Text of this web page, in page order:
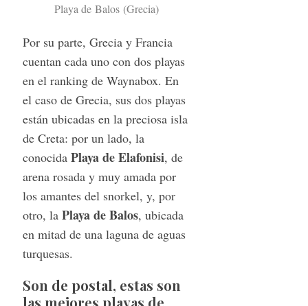
Playa de Balos (Grecia)
Por su parte, Grecia y Francia
cuentan cada uno con dos playas
en el ranking de Waynabox. En
el caso de Grecia, sus dos playas
están ubicadas en la preciosa isla
de Creta: por un lado, la
conocida Playa de Elafonisi, de
arena rosada y muy amada por
los amantes del snorkel, y, por
otro, la Playa de Balos, ubicada
en mitad de una laguna de aguas
turquesas.
Son de postal, estas son
las mejores playas de
e
a
h
f
o
r